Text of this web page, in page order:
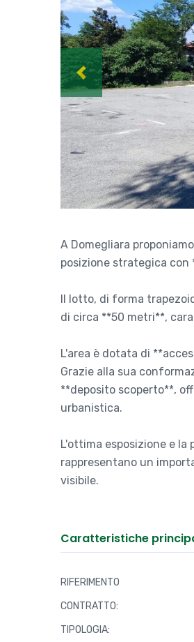
Previous
A Domegliara
posizione strategica con
Il lotto, di forma
di circa **50 metri**,
L'area è dotata di
Grazie alla sua
**deposito scoperto**,
urbanistica.
L'ottima esposizione e
rappresentano un
visibile.
Caratteristiche
RIFERIMENTO
CONTRATTO:
TIPOLOGIA: